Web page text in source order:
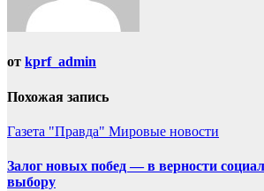
от kprf_admin
Похожая запись
Газета "Правда" Мировые новости
Залог новых побед — в верности
выбору